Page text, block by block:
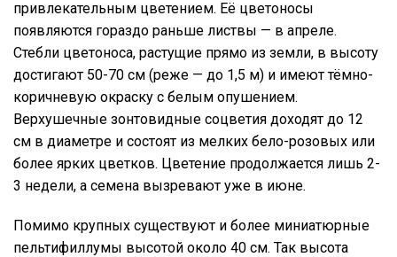
привлекательным цветением. Её цветоносы
появляются гораздо раньше листвы — в апреле.
Стебли цветоноса, растущие прямо из земли, в высоту
достигают 50-70 см (реже — до 1,5 м) и имеют тёмно-
коричневую окраску с белым опушением.
Верхушечные зонтовидные соцветия доходят до 12
см в диаметре и состоят из мелких бело-розовых или
более ярких цветков. Цветение продолжается лишь 2-
3 недели, а семена вызревают уже в июне.
Помимо крупных существуют и более миниатюрные
пельтифиллумы высотой около 40 см. Так высота